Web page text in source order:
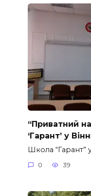
“Приватний
‘Гарант’ у
Школа “Гарант”
0 39